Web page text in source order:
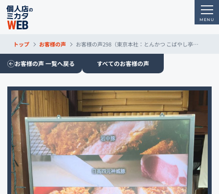
トップ お客様の声 お客様の声298（東京本社：とんかつ こばやし亭様）
お客様の声 一覧へ戻る すべてのお客様の声